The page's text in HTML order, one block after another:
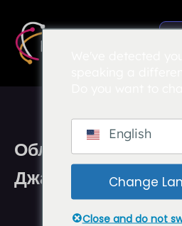
Облачный VPS
Джакарта
English
Change
Close and do not